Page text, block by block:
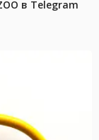
в Telegram